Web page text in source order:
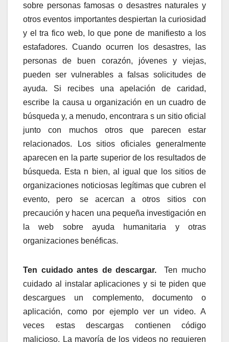
sobre personas famosas o desastres naturales y
otros eventos importantes despiertan la curiosidad
y el tra fico web, lo que pone de manifiesto a los
estafadores. Cuando ocurren los desastres, las
personas de buen corazón, jóvenes y viejas,
pueden ser vulnerables a falsas solicitudes de
ayuda. Si recibes una apelación de caridad,
escribe la causa u organización en un cuadro de
búsqueda y, a menudo, encontrara s un sitio oficial
junto con muchos otros que parecen estar
relacionados. Los sitios oficiales generalmente
aparecen en la parte superior de los resultados de
búsqueda. Esta n bien, al igual que los sitios de
organizaciones noticiosas legítimas que cubren el
evento, pero se acercan a otros sitios con
precaución y hacen una pequeña investigación en
la web sobre ayuda humanitaria y otras
organizaciones benéficas.
Ten cuidado antes de descargar.
Ten mucho
cuidado al instalar aplicaciones y si te piden que
descargues un complemento, documento o
aplicación, como por ejemplo ver un video. A
veces estas descargas contienen código
malicioso. La mayoría de los videos no requieren